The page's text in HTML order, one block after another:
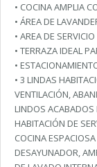
• COCINA AMPLIA
• ÁREA DE
• AREA DE SERVICIO
• TERRAZA IDEAL
•
• 3 LINDAS
VENTILACIÓN,
LINDOS ACABADOS
HABITACIÓN DE
COCINA
DESAYUNADOR,